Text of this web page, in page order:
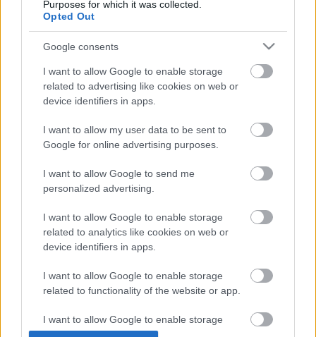
Purposes for which it was collected.
Opted Out
Google consents
I want to allow Google to enable storage
related to advertising like cookies on web or
device identifiers in apps.
I want to allow my user data to be sent to
Google for online advertising purposes.
I want to allow Google to send me
personalized advertising.
I want to allow Google to enable storage
related to analytics like cookies on web or
device identifiers in apps.
I want to allow Google to enable storage
related to functionality of the website or app.
I want to allow Google to enable storage
related to personalization.
az okos pipacs• 2011. május 18.
Oké, hogy erősen úgy tűnik: rohad szét körülöttünk
az egész világ, de azért vannak jó példák is. Mint
amikor egy Hunvald-féle gigahotel építése ellen úgy
összekapják magukat egy utca lakói, hogy a végén